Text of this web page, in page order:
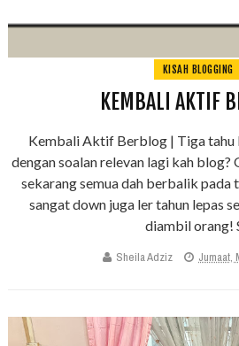
KISAH BLOGGING
KEMBALI AKTIF
Kembali Aktif Berblog | Tiga tahu
dengan soalan relevan lagi kah
sekarang semua dah berbalik pada
sangat down juga ler tahun lepas
diambil orang!
Sheila Adziz Jumaat,